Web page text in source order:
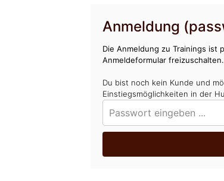
Anmeldung
Die Anmeldung zu Trainings ist
Anmeldeformular freizuschalten.
Du bist noch kein Kunde und
Einstiegsmöglichkeiten in der